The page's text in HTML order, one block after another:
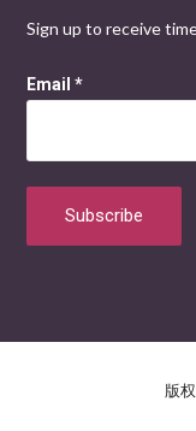
Sign up to receive
Email*
版